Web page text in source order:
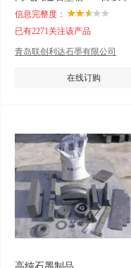
信息完整度：
已有2271关注该产品
青岛联创利达石墨有限公司
在线订购